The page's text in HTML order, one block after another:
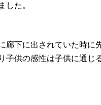
した。
廊下に出されていた時に
子供の感性は子供に通じ